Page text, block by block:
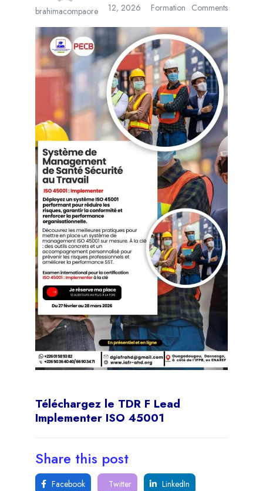
brahimacompaore
12, 2026
Formation Comments
Téléchargez le TDR F Lead
Implementer ISO 45001
Share this post
Facebook Twitter
LinkedIn